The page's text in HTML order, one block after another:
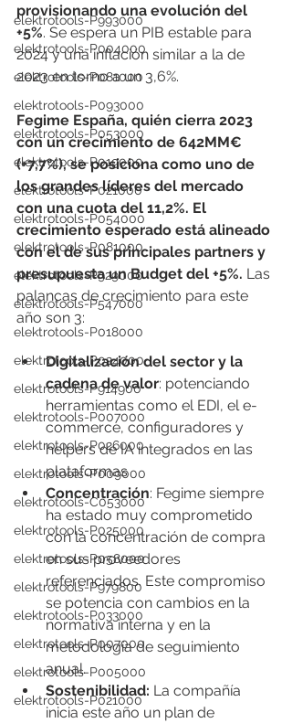
elektrotools-P993000
elektrotools-P004000
elektrotools-P081000
elektrotools-P093000
elektrotools-P053000
elektrotools-P019000
elektrotools-P021000
elektrotools-P054000
elektrotools-P081000
elektrotools-P929000
elektrotools-P547000
elektrotools-P018000
elektrotools-P024000
elektrotools-P914900
elektrotools-P007000
elektrotools-P026000
elektrotools-P009000
elektrotools-C053000
elektrotools-P025000
elektrotools-P058000
elektrotools-P979800
elektrotools-P033000
elektrotools-P007000
elektrotools-P005000
elektrotools-P021000
provisionando una evolución del
+5%. Se espera un PIB estable para
2024 y una inflación similar a la de
2023 en torno a un 3,6%.
Fegime España, quién cierra 2023
con un crecimiento de 642MM€
(+7,7%), se posiciona como uno de
los grandes líderes del mercado
con una cuota del 11,2%. El
crecimiento esperado está alineado
con el de sus principales partners y
presupuesta un Budget del +5%. Las
palancas de crecimiento para este
año son 3:
Digitalización del sector y la
cadena de valor: potenciando
herramientas como el EDI, el e-
commerce, configuradores y
helpers de IA integrados en las
plataformas
Concentración: Fegime siempre
ha estado muy comprometido
con la concentración de compra
en sus proveedores
referenciados. Este compromiso
se potencia con cambios en la
normativa interna y en la
metodología de seguimiento
anual.
Sostenibilidad: La compañía
inicia este año un plan de